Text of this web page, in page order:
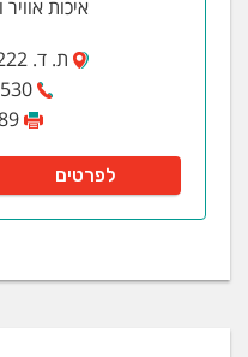
איכות
ת. ד. 222, כרמיאל 20101
לפרטים